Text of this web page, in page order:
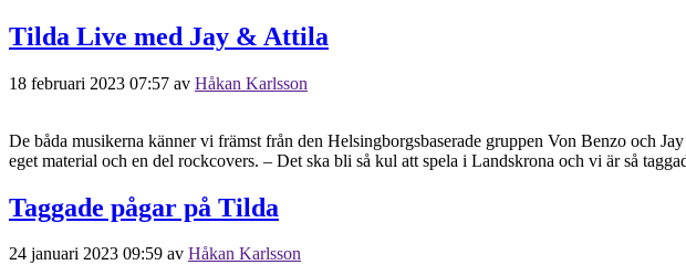
Tilda Live med Jay & Attila
18 februari 2023 07:57 av Håkan Karlsson
De båda musikerna känner vi främst från den Helsingborgsbaserade gruppen Von Benzo och
eget material och en del rockcovers. – Det ska bli så kul att spela i Landskrona och vi är så
Taggade pågar på Tilda
24 januari 2023 09:59 av Håkan Karlsson